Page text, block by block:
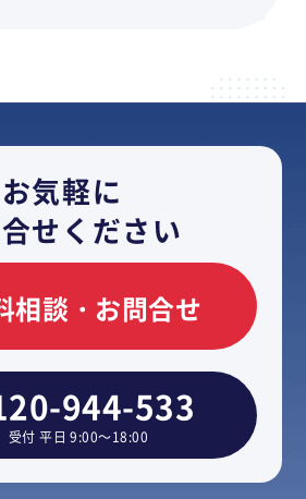
お気軽に
せください
相談・お問合せ
944-533
受付 平日 9:00～18:00